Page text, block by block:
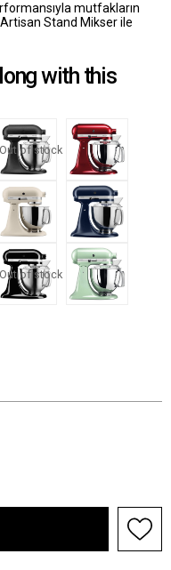
mutfakların
Stand Mikser ile
with this
Out of stock
Out of stock